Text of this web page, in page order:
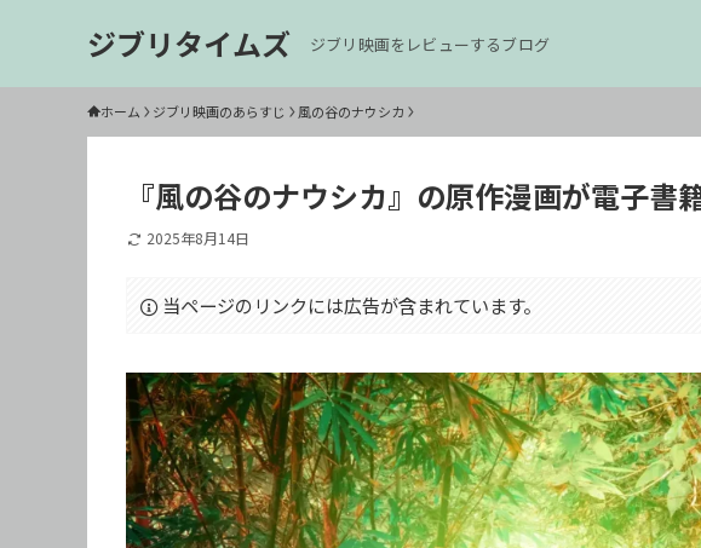
ジブリタイムズ ジブリ映画をレビューするブログ
ホーム ジブリ映画のあらすじ 風の谷のナウシカ
『風の谷のナウシカ』の原作漫画が電子書
2025年8月14日
当ページのリンクには広告が含まれています。